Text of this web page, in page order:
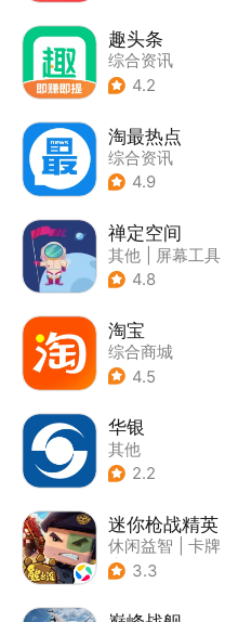
趣头条
综合资讯
4.2
淘最热点
综合资讯
4.9
禅定空间
其他
屏幕工具
4.8
淘宝
综合商城
4.5
华银
其他
2.2
迷你枪战精英
休闲益智 卡牌
| 童年
3.3